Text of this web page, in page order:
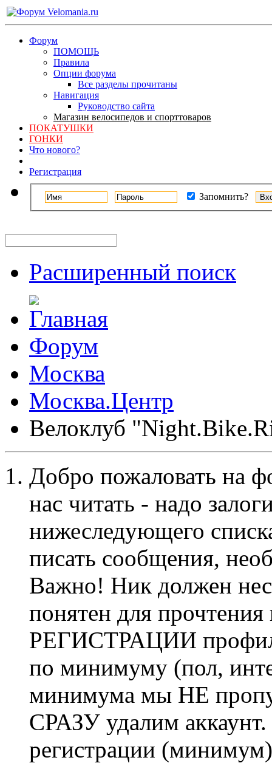
Форум
ПОМОЩЬ
Правила
Опции форума
Все разделы прочитаны
Навигация
Руководство сайта
Магазин велосипедов и спорттоваров
ПОКАТУШКИ
ГОНКИ
Что нового?
Регистрация
Запомнить?
Расширенный поиск
Форум
Москва
Москва.Центр
Велоклуб
Добро пожаловать на
нас читать - надо
нижеследующего
писать сообщения,
Важно! Ник должен
понятен для
РЕГИСТРАЦИИ профиль
по минимуму (пол,
минимума мы НЕ
СРАЗУ удалим
регистрации